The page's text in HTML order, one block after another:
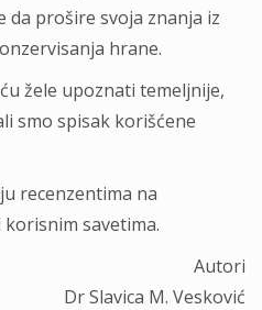
prošire svoja znanja iz
hrane.
žele upoznati temeljnije,
smo spisak korišćene
recenzentima na
savetima.
Autori
Dr Slavica M. Vesković